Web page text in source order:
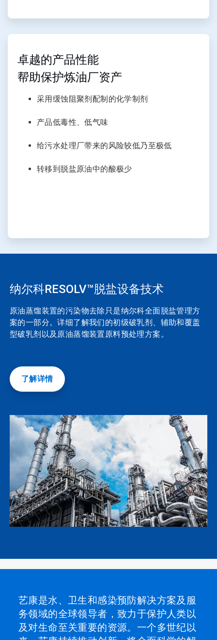
ArticleTile
卓越的产品性能
帮助保护炼油厂资产
采用缓蚀阻聚剂配制的化学制剂
产品低毒性、低气味
给污水处理厂带来的风险较低乃至极低
转移到脱盐原油中的酸极少
纳尔科RESOLV™脱盐设备技术
原油蒸馏装置的污染物去除只是纳尔科全面脱盐管理方
案的一部分。详细了解我们的初级破乳剂、辅助和覆盖
型破乳剂以及原油蒸馏装置原料预处理方案。
了解详情
艺康是水、卫生和感染预防解决方案及服
务领域的全球领导者，致力于保护人类以
及对生命至关重要的资源。一个多世纪以